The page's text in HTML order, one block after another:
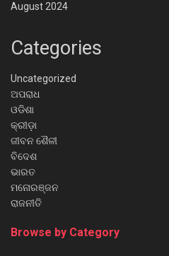
August 2024
Categories
Uncategorized
ଅପରାଧ
ଓଡିଶା
କ୍ରୀଡ଼ା
ଜୀବନ ଶୈଳୀ
ବିଦେଶ
ଭାରତ
ମନୋରଞ୍ଜନ
ରାଜନୀତି
Browse by Category